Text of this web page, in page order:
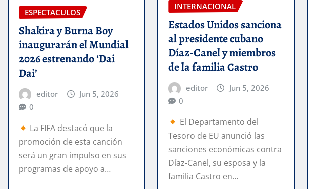
ESPECTACULOS
Shakira y Burna Boy
inaugurarán el Mundial
2026 estrenando ‘Dai
Dai’
editor
Jun 5, 2026
0
La FIFA destacó que la
promoción de esta canción
será un gran impulso en sus
programas de apoyo a…
INTERNACIONAL
Estados Unidos sanciona
al presidente cubano
Díaz-Canel y miembros
de la familia Castro
editor
Jun 5, 2026
0
El Departamento del
Tesoro de EU anunció las
sanciones económicas contra
Díaz-Canel, su esposa y la
familia Castro en…